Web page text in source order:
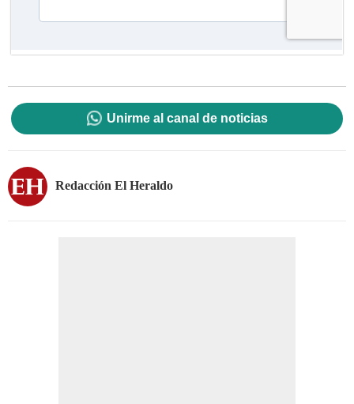
Unirme al canal de noticias
Redacción El Heraldo